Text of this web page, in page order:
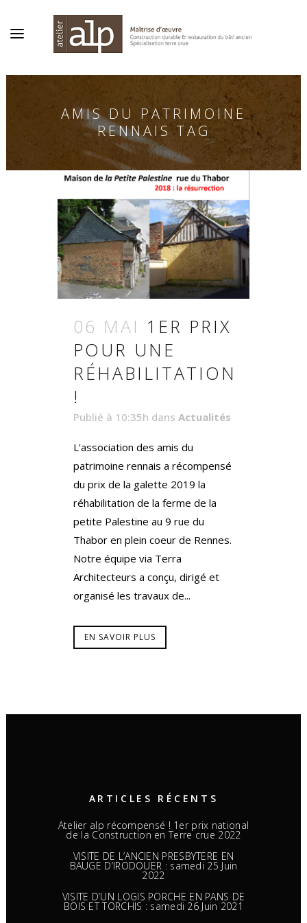
AMIS DU PATRIMOINE
RENNAIS TAG
06 MAI 1ER PRIX
POUR UNE
RÉHABILITATION
!
Publié à 10:35h dans Actualités
L'association des amis du
patrimoine rennais a récompensé
du prix de la galette 2019 la
réhabilitation de la ferme de la
petite Palestine au 9 rue du
Thabor en plein coeur de Rennes.
Notre équipe via Terra
Architecteurs a conçu, dirigé et
organisé les travaux de...
EN SAVOIR PLUS
ARTICLES RÉCENTS
Atelier alp récompensé ! 1er prix national
de la Construction en Terre crue 2022
VISITE DE L’ANCIEN PRESBYTERE EN
BAUGE D’IRODOUER : samedi 25 Juin
2022
VISITE D’UN LOGIS PORCHE EN PANS DE
BOIS ET TORCHIS : samedi 26 Juin 2021